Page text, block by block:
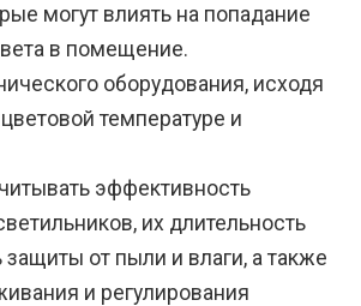
могут влиять на попадание
в помещение.
оборудования, исходя
температуре и
эффективность
их длительность
от пыли и влаги, а также
и регулирования